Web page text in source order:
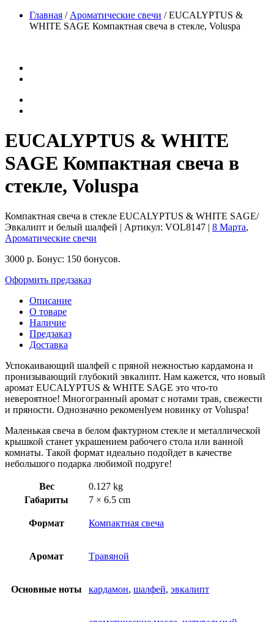
Главная / Ароматические свечи /EUCALYPTUS &
WHITE SAGE Компактная свеча в стекле, Voluspa
EUCALYPTUS & WHITE
SAGE Компактная свеча в
стекле, Voluspa
Компактная свеча в стекле EUCALYPTUS & WHITE SAGE/
Эвкалипт и белый шалфей | Артикул: VOL8147 | 8 Марта,
Ароматические свечи
3000 р. Бонус: 150 бонусов.
Оформить предзаказ
Описание
О товаре
Наличие
Предзаказ
Доставка
Успокаивающий шалфей с пряной нежностью кардамона и
пронизывающий глубокий эвкалипт. Нам кажется, что новый
аромат EUCALYPTUS & WHITE SAGE это что-то
невероятное! Многогранный аромат с нотами трав, свежести
и пряности. Однозначно рекоменlуем новинку от Voluspa!
Маленькая свеча в белом фактурном стекле и металлической
крышкой станет украшением рабочего стола или ванной
комнаты. Такой формат идеально подойдет в качестве
небольшого подарка любимой подруге!
Вес
0.127 kg
Габариты
7 × 6.5 cm
Формат Компактная свеча
Аромат Tравяной
Основные ноты кардамон, шалфей, эвкалипт